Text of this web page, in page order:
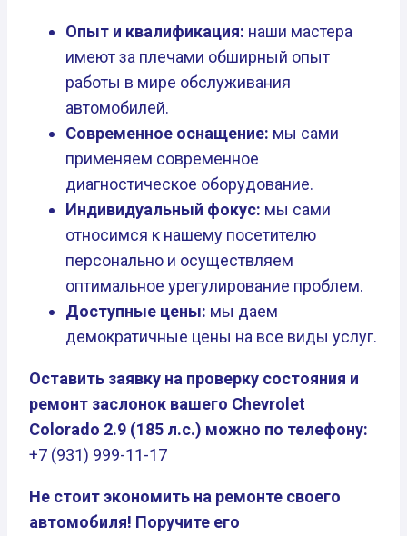
Опыт и квалификация: наши мастера
имеют за плечами обширный опыт
работы в мире обслуживания
автомобилей.
Современное оснащение: мы сами
применяем современное
диагностическое оборудование.
Индивидуальный фокус: мы сами
относимся к нашему посетителю
персонально и осуществляем
оптимальное урегулирование проблем.
Доступные цены: мы даем
демократичные цены на все виды услуг.
Оставить заявку на проверку состояния и
ремонт заслонок вашего Chevrolet
Colorado 2.9 (185 л.с.) можно по телефону:
+7 (931) 999-11-17
Не стоит экономить на ремонте своего
автомобиля! Поручите его